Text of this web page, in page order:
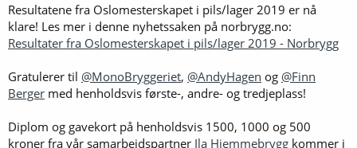
:
Resultatene fra Oslomesterskapet i pils/lager 2019 er nå
klare! Les mer i denne nyhetssaken på norbrygg.no:
Resultater fra Oslomesterskapet i pils/lager 2019 - Norbrygg
Gratulerer til @MonoBryggeriet, @AndyHagen og @Finn
Berger med henholdsvis første-, andre- og tredjeplass!
Diplom og gavekort på henholdsvis 1500, 1000 og 500
kroner fra vår samarbeidspartner Ila Hjemmebrygg kommer i